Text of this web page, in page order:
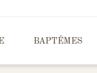
BAPTÊMES